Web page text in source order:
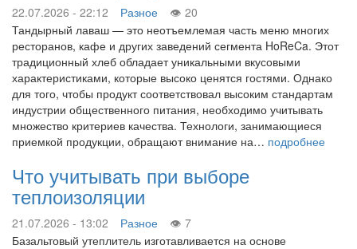
22.07.2026 - 22:12 Разное
20
Тандырный лаваш — это неотъемлемая часть меню многих
ресторанов, кафе и других заведений сегмента HoReCa. Этот
традиционный хлеб обладает уникальными вкусовыми
характеристиками, которые высоко ценятся гостями. Однако
для того, чтобы продукт соответствовал высоким стандартам
индустрии общественного питания, необходимо учитывать
множество критериев качества. Технологи, занимающиеся
приемкой продукции, обращают внимание на… подробнее
Что учитывать при выборе
теплоизоляции
21.07.2026 - 13:02 Разное
7
Базальтовый утеплитель изготавливается на основе